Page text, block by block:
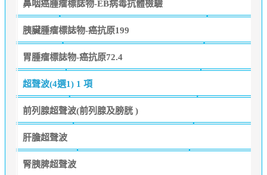
鼻咽癌腫瘤標誌物-EB病毒抗體檢驗
胰臟腫瘤標誌物-癌抗原199
胃腫瘤標誌物-癌抗原72.4
超聲波(4選1) 1 項
前列腺超聲波(前列腺及膀胱 )
肝膽超聲波
腎胰脾超聲波